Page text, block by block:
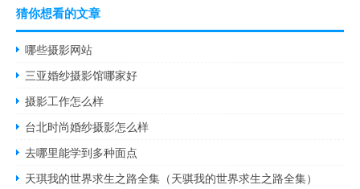
猜你想看的文章
哪些摄影网站
三亚婚纱摄影馆哪家好
摄影工作怎么样
台北时尚婚纱摄影怎么样
去哪里能学到多种面点
天琪我的世界求生之路全集（天骐我的世界求生之路全集）